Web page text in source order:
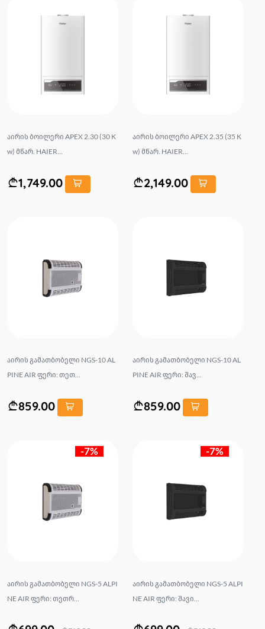
აირის ბოილერი APEX 2.30 (30 K
w) მწარ. HAIER...
1,749.00
აირის ბოილერი APEX 2.35 (35 K
w) მწარ. HAIER...
2,149.00
აირის გამათბობელი NGS-10 AL
PINE AIR ფერი: თეთ...
859.00
აირის გამათბობელი NGS-10 AL
PINE AIR ფერი: შავ...
859.00
-7%
აირის გამათბობელი NGS-5 ALPI
NE AIR ფერი: თეთრ...
-7%
აირის გამათბობელი NGS-5 ALPI
NE AIR ფერი: შავი...